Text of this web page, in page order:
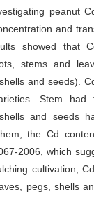
peanut
and
showed that
stems and
and seeds).
Stem had
and seeds
the Cd
2006, which
cultivation,
pegs, shells